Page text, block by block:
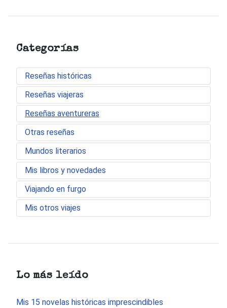
Categorías
Reseñas históricas
Reseñas viajeras
Reseñas aventureras
Otras reseñas
Mundos literarios
Mis libros y novedades
Viajando en furgo
Mis otros viajes
Lo más leído
Mis 15 novelas históricas imprescindibles